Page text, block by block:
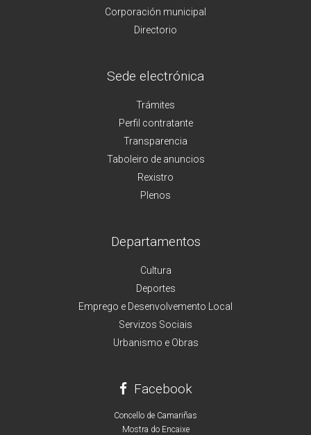
Corporación municipal
Directorio
Sede electrónica
Trámites
Perfil contratante
Transparencia
Taboleiro de anuncios
Rexistro
Plenos
Departamentos
Cultura
Deportes
Emprego e Desenvolvemento Local
Servizos Sociais
Urbanismo e Obras
Facebook
Concello de Camariñas
Mostra do Encaixe